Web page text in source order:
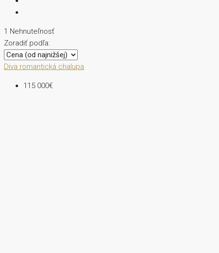
1 Nehnuteľnosť
Zoradiť podľa:
Diva romantická chalupa
115 000€